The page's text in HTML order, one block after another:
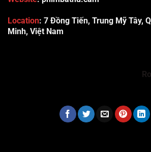
Location: 7 Đồng Tiến, Trung Mỹ Tây,
Minh, Việt Nam